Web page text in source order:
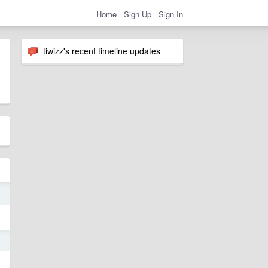
Home Sign Up Sign In
tiwizz's recent timeline updates